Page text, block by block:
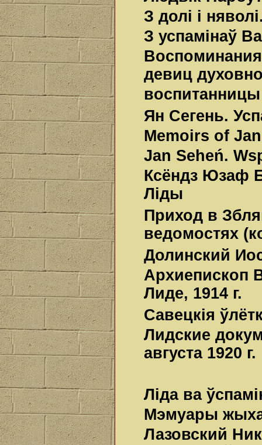
З долі і
З успамінаў
девиц
Ян Сегень.
Memoirs of
Jan Seheń.
Ксёндз Юзаф
Ліды
Приход в
ведомостях
Долинский
Архиепископ
Лиде, 1914 г.
Савецкія
Лидские
августа 1920 г.
Ліда ва
Мэмуары
Лазовский